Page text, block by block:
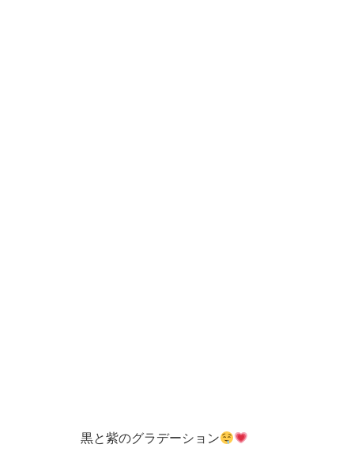
黒と紫のグラデーション